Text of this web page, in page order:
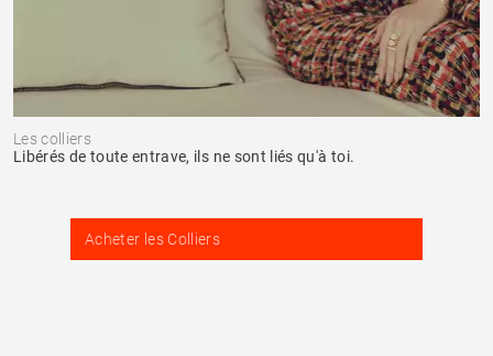
Les colliers
Libérés de toute entrave, ils ne sont liés qu'à toi.
Acheter les Colliers